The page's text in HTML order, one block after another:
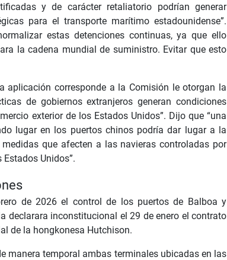
y de carácter retaliatorio podrían generar
para el transporte marítimo estadounidense”.
estas detenciones continuas, ya que ello
la cadena mundial de suministro. Evitar que esto
aplicación corresponde a la Comisión le otorgan la
de gobiernos extranjeros generan condiciones
exterior de los Estados Unidos”. Dijo que “una
lugar en los puertos chinos podría dar lugar a la
que afecten a las navieras controladas por
Unidos”.
de 2026 el control de los puertos de Balboa y
declarara inconstitucional el 29 de enero el contrato
de la hongkonesa Hutchison.
manera temporal ambas terminales ubicadas en las